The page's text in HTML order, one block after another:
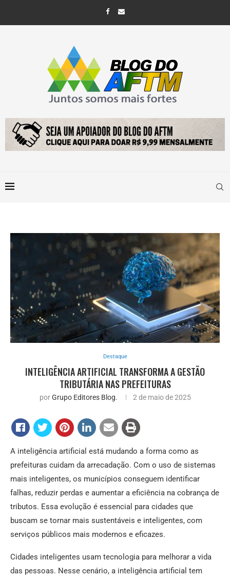
Destaque
INTELIGÊNCIA ARTIFICIAL TRANSFORMA A GESTÃO
TRIBUTÁRIA NAS PREFEITURAS
porGrupo Editores Blog. 2 de maio de 2025
A inteligência artificial está mudando a forma como as
prefeituras cuidam da arrecadação. Com o uso de sistemas
mais inteligentes, os municípios conseguem identificar
falhas, reduzir perdas e aumentar a eficiência na cobrança de
tributos. Essa evolução é essencial para cidades que
buscam se tornar mais sustentáveis e inteligentes, com
serviços públicos mais modernos e eficazes.
Cidades inteligentes usam tecnologia para melhorar a vida
das pessoas. Nesse cenário, a inteligência artificial tem